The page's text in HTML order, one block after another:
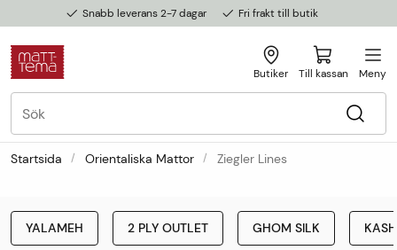
Snabb leverans 2-7 dagar Fri frakt till butik
Butiker Till kassan Meny
Startsida Orientaliska Mattor Ziegler Lines
YALAMEH 2 PLY OUTLET GHOM SILK